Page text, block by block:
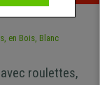
avec roulettes,